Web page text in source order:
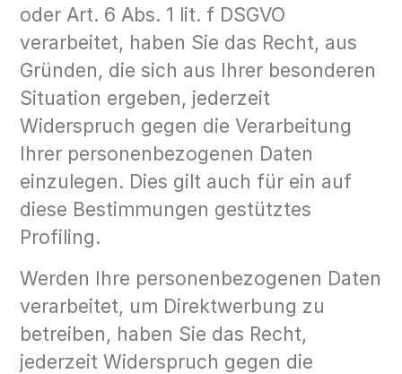
oder Art. 6 Abs. 1 lit. f DSGVO
verarbeitet, haben Sie das Recht, aus
Gründen, die sich aus Ihrer besonderen
Situation ergeben, jederzeit
Widerspruch gegen die Verarbeitung
Ihrer personenbezogenen Daten
einzulegen. Dies gilt auch für ein auf
diese Bestimmungen gestütztes
Profiling.
Werden Ihre personenbezogenen Daten
verarbeitet, um Direktwerbung zu
betreiben, haben Sie das Recht,
jederzeit Widerspruch gegen die